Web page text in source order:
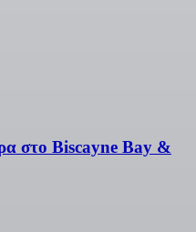
στο Biscayne Bay &